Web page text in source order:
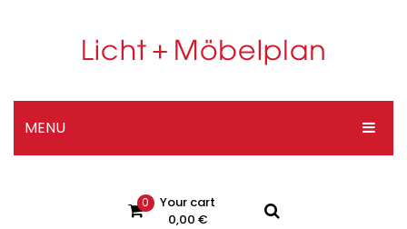
MENU
DESIGNER-SHOP
0
Your cart
0,00 €